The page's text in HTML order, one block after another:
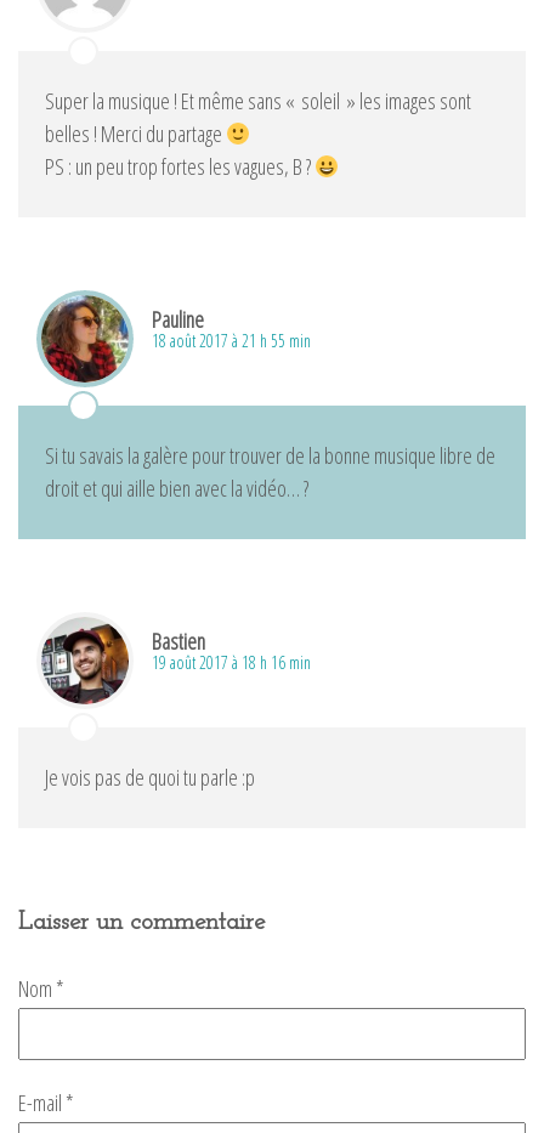
Super la musique ! Et même sans « soleil » les images sont
belles ! Merci du partage
PS : un peu trop fortes les vagues, B ?
Pauline
18 août 2017 à 21 h 55 min
Si tu savais la galère pour trouver de la bonne musique libre de
droit et qui aille bien avec la vidéo… ?
Bastien
19 août 2017 à 18 h 16 min
Je vois pas de quoi tu parle :p
Laisser un commentaire
Nom *
E-mail *